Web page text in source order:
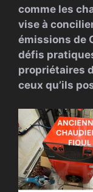
comme les
vise à
émissions de
défis
propriétaires
ceux qu’ils